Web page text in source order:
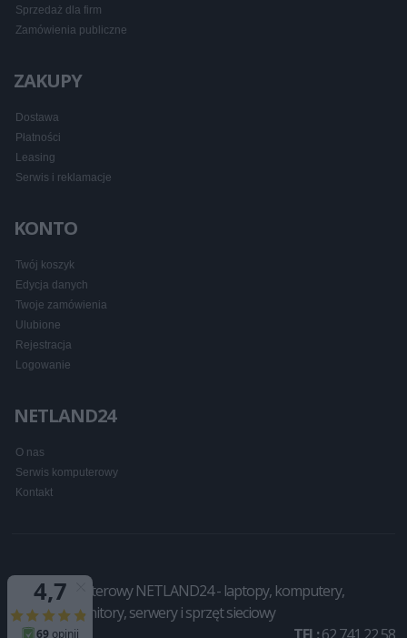
Sprzedaż dla firm
Zamówienia publiczne
ZAKUPY
Dostawa
Płatności
Leasing
Serwis i reklamacje
KONTO
Twój koszyk
Edycja danych
Twoje zamówienia
Ulubione
Rejestracja
Logowanie
NETLAND24
O nas
Serwis komputerowy
Kontakt
Sklep komputerowy NETLAND24 - laptopy, komputery,
drukarki, monitory, serwery i sprzęt sieciowy